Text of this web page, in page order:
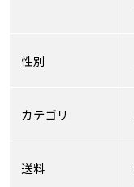
性別
カテゴリ
送料